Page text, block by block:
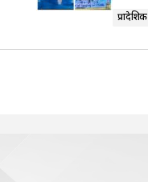
प्रादेशिक